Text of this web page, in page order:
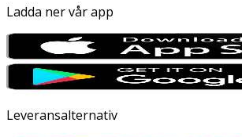
Ladda ner vår app
Leveransalternativ